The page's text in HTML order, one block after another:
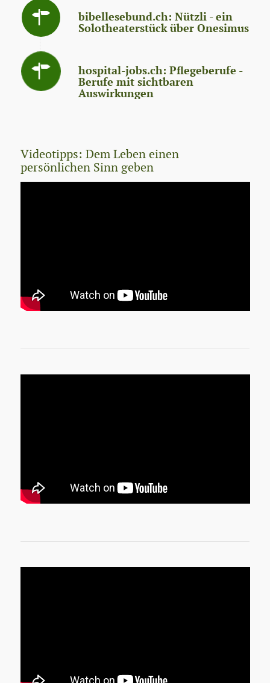
bibellesebund.ch: Nützli - ein
Solotheaterstück über Onesimus
hospital-jobs.ch: Pflegeberufe -
Berufe mit sichtbaren
Auswirkungen
Videotipps: Dem Leben einen
persönlichen Sinn geben